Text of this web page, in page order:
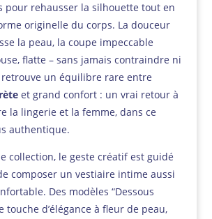
pour rehausser la silhouette tout en
originelle du corps. La douceur
la peau, la coupe impeccable
flatte – sans jamais contraindre ni
un équilibre rare entre
et grand confort : un vrai retour à
la lingerie et la femme, dans ce
authentique.
collection, le geste créatif est guidé
composer un vestiaire intime aussi
Des modèles “Dessous
touche d’élégance à fleur de peau,